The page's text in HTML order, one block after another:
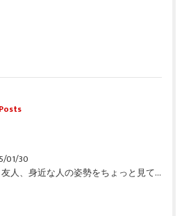
01/30
家族、友人、身近な人の姿勢をちょっと見てみませんか？